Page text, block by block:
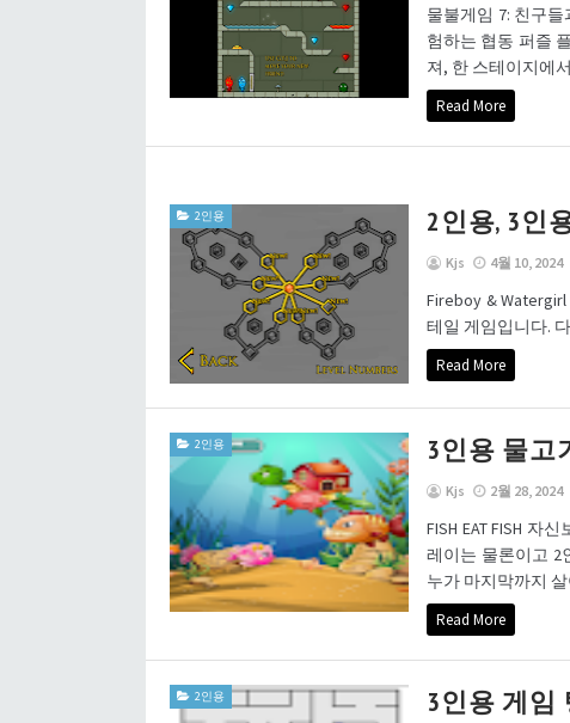
물불게임 7: 친구
험하는 협동 퍼즐
져, 한 스테이지에
Read More
2인용 2인용, 3인
Kjs 4월 10, 2024
Fireboy &
테일 게임입니다.
Read More
2인용 3인용 물고
Kjs 2월 28, 2024
FISH EAT FISH 자
레이는 물론이고 2
누가 마지막까지
Read More
2인용 3인용 게임